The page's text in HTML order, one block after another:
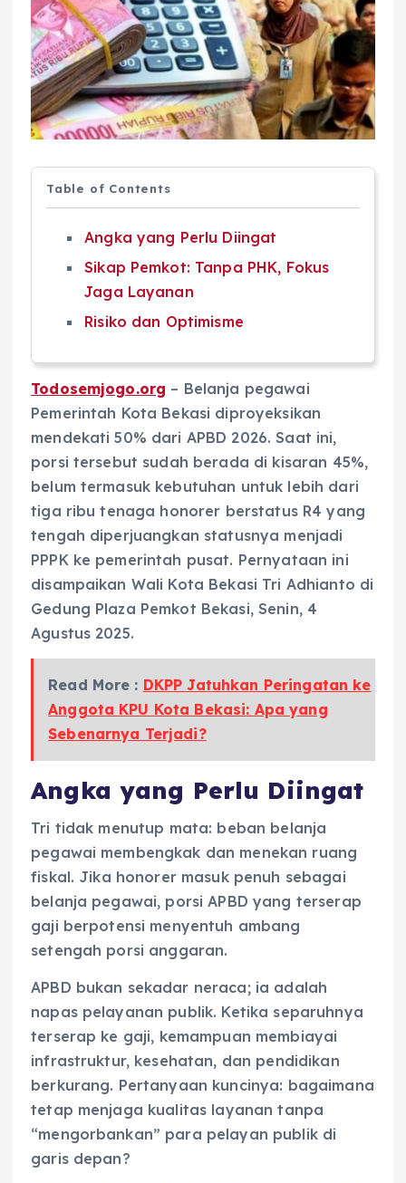
Table of Contents
Angka yang Perlu Diingat
Sikap Pemkot: Tanpa PHK, Fokus
Jaga Layanan
Risiko dan Optimisme
Todosemjogo.org – Belanja pegawai
Pemerintah Kota Bekasi diproyeksikan
mendekati 50% dari APBD 2026. Saat ini,
porsi tersebut sudah berada di kisaran 45%,
belum termasuk kebutuhan untuk lebih dari
tiga ribu tenaga honorer berstatus R4 yang
tengah diperjuangkan statusnya menjadi
PPPK ke pemerintah pusat. Pernyataan ini
disampaikan Wali Kota Bekasi Tri Adhianto di
Gedung Plaza Pemkot Bekasi, Senin, 4
Agustus 2025.
Read More : DKPP Jatuhkan Peringatan ke
Anggota KPU Kota Bekasi: Apa yang
Sebenarnya Terjadi?
Angka yang Perlu Diingat
Tri tidak menutup mata: beban belanja
pegawai membengkak dan menekan ruang
fiskal. Jika honorer masuk penuh sebagai
belanja pegawai, porsi APBD yang terserap
gaji berpotensi menyentuh ambang
setengah porsi anggaran.
APBD bukan sekadar neraca; ia adalah
napas pelayanan publik. Ketika separuhnya
terserap ke gaji, kemampuan membiayai
infrastruktur, kesehatan, dan pendidikan
berkurang. Pertanyaan kuncinya: bagaimana
tetap menjaga kualitas layanan tanpa
“mengorbankan” para pelayan publik di
garis depan?